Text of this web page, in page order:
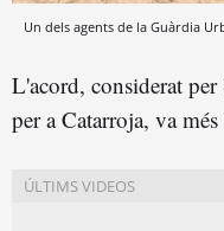
Un dels agents de la Guàrdia
L'acord, considerat
per a Catarroja, va